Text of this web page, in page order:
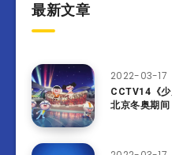
最新文章
2022-03-17
CCTV14《
北京冬奥期间